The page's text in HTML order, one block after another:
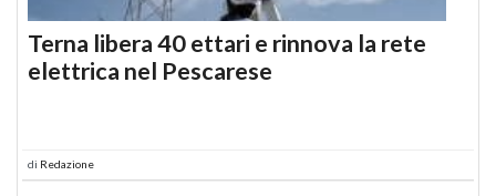
Terna libera 40 ettari e rinnova la rete
elettrica nel Pescarese
di Redazione